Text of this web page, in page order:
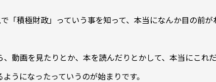
「積極財政」っていう事を知って、本当になんか目の前が
動画を見たりとか、本を読んだりとかして、本当にこれ
うになったっていうのが始まりです。